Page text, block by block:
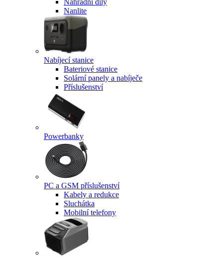
Náhradní díly
Nanlite
Nabíjecí stanice
Bateriové stanice
Solární panely a nabíječe
Příslušenství
Powerbanky
PC a GSM příslušenství
Kabely a redukce
Sluchátka
Mobilní telefony